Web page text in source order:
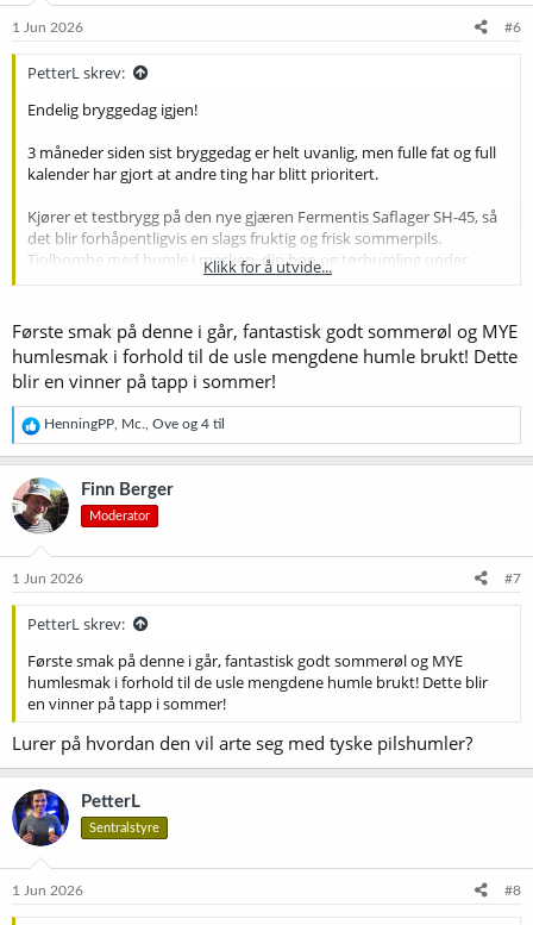
e
1 Jun 2026 #6
PetterL skrev:
Endelig bryggedag igjen!
3 måneder siden sist bryggedag er helt uvanlig, men fulle fat og full
kalender har gjort at andre ting har blitt prioritert.
Kjører et testbrygg på den nye gjæren Fermentis Saflager SH-45, så
det blir forhåpentligvis en slags fruktig og frisk sommerpils.
Tiolbombe med humle i mesken, dip hop og tørhumling under
stormgjæring for å teste gjæren som skal frigjøre bundne tioler ved
Typeriktig pils blir det definitivt ikke, men blir det godt? Håper det
Speidelen er fin til slike testbrygg
Vis vedlegget 77823
Klikk for å utvide...
Første smak på denne i går, fantastisk godt sommerøl og MYE
humlesmak i forhold til de usle mengdene humle brukt! Dette
blir en vinner på tapp i sommer!
R
e
a
k
s
j
o
e
HenningPP Mc. Ove og 4 til
Finn Berger
Moderator
1 Jun 2026 #7
PetterL skrev:
Første smak på denne i går, fantastisk godt sommerøl og MYE
humlesmak i forhold til de usle mengdene humle brukt! Dette blir
en vinner på tapp i sommer!
Lurer på hvordan den vil arte seg med tyske pilshumler?
PetterL
Sentralstyre
1 Jun 2026 #8